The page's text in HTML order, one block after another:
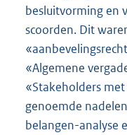
besluitvorming en
scoorden. Dit
«Algemene
«Stakeholders
genoemde
belangen-analyse